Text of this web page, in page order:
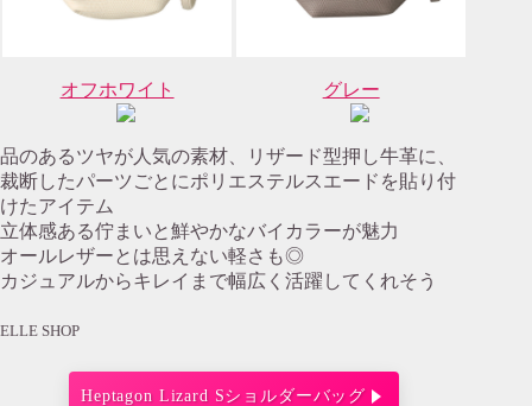
オフホワイト グレー
品のあるツヤが人気の素材、リザード型押し牛革に、
裁断したパーツごとにポリエステルスエードを貼り付
けたアイテム
立体感ある佇まいと鮮やかなバイカラーが魅力
オールレザーとは思えない軽さも◎
カジュアルからキレイまで幅広く活躍してくれそう
ELLE SHOP
Heptagon Lizard Sショルダーバッグ